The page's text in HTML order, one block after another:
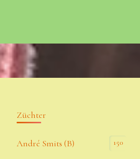
Züchter
André Smits (B) 150